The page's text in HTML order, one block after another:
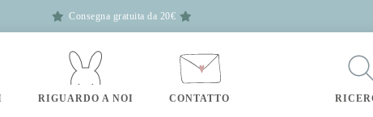
Consegna gratuita da 20€
RIGUARDO A NOI CONTATTO